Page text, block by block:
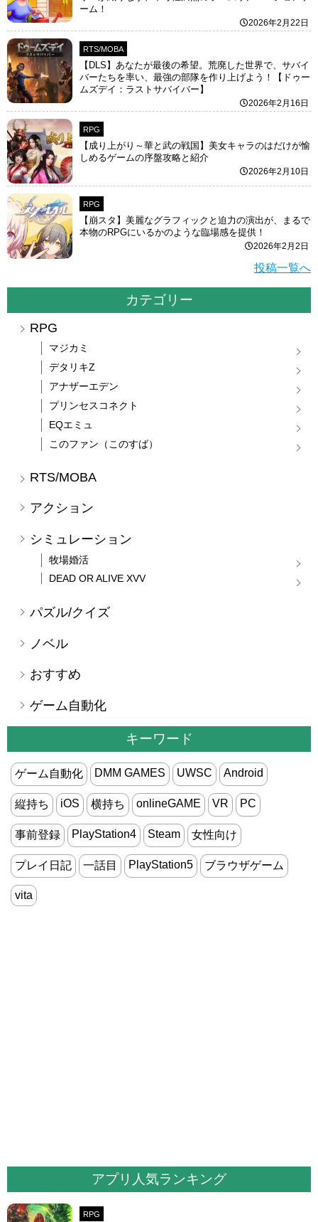
ーム！
2026年2月22日
RTS/MOBA
【DLS】あなたが最後の希望。荒廃した世界で、サバイ
バーたちを率い、最強の部隊を作り上げよう！【ドゥー
ムズデイ：ラストサバイバー】
2026年2月16日
RPG
【成り上がり～華と武の戦国】美女キャラのはだけが愉
しめるゲームの序盤攻略と紹介
2026年2月10日
RPG
【崩スタ】美麗なグラフィックと迫力の演出が、まるで
本物のRPGにいるかのような臨場感を提供！
2026年2月2日
投稿一覧へ
カテゴリー
RPG
マジカミ
デタリキZ
アナザーエデン
プリンセスコネクト
EQエミュ
このファン（このすば）
RTS/MOBA
アクション
シミュレーション
牧場婚活
DEAD OR ALIVE XVV
パズル/クイズ
ノベル
おすすめ
ゲーム自動化
キーワード
ゲーム自動化 DMM GAMES UWSC Android
縦持ち iOS 横持ち onlineGAME VR PC
事前登録 PlayStation4 Steam 女性向け
プレイ日記 一話目 PlayStation5 ブラウザゲーム
vita
アプリ人気ランキング
RPG